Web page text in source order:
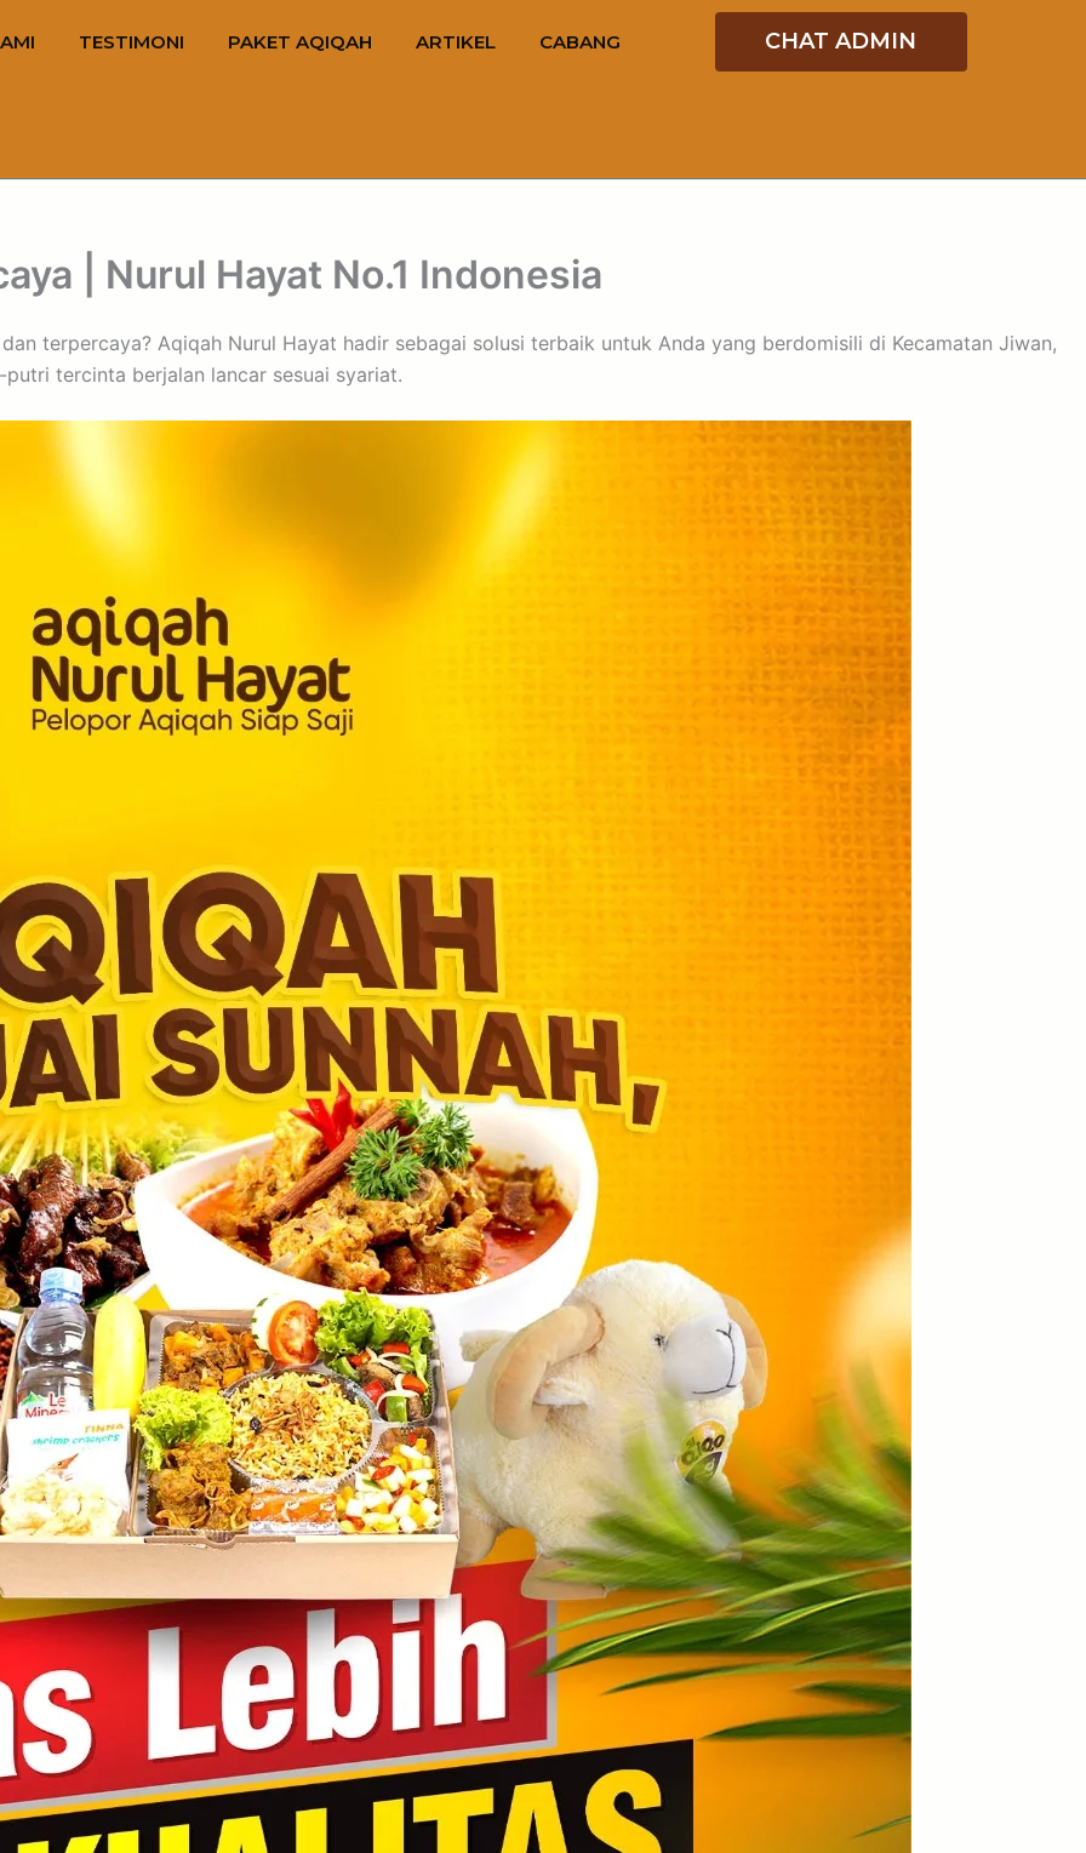
TESTIMONI PAKET AQIQAH ARTIKEL CABANG CHAT ADMIN
| Nurul Hayat No.1 Indonesia
terpercaya? Aqiqah Nurul Hayat hadir sebagai solusi terbaik untuk Anda yang berdomisili di Kecamatan Jiwan,
tercinta berjalan lancar sesuai syariat.